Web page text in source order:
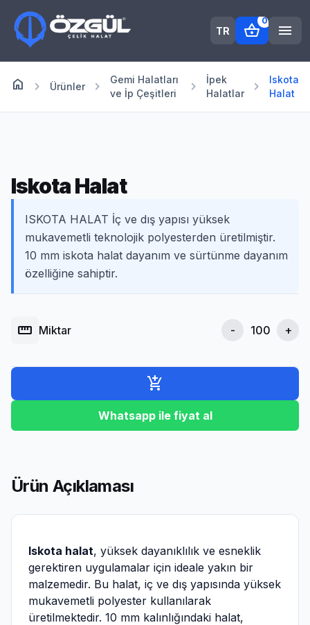
TR shopping_basket
0
menu
home Anasayfa
chevron_right Ürünler chevron_right
Gemi Halatları
ve İp Çeşitleri
chevron_right
İpek
Halatlar
chevron_right
Iskota
Halat
Iskota Halat
ISKOTA HALAT İç ve dış yapısı yüksek
mukavemetli teknolojik polyesterden üretilmiştir.
10 mm iskota halat dayanım ve sürtünme dayanım
özelliğine sahiptir.
straighten Miktar - +
add_shopping_cart
Whatsapp ile fiyat al
Ürün Açıklaması
Iskota halat, yüksek dayanıklılık ve esneklik
gerektiren uygulamalar için ideale yakın bir
malzemedir. Bu halat, iç ve dış yapısında yüksek
mukavemetli polyester kullanılarak
üretilmektedir. 10 mm kalınlığındaki halat,